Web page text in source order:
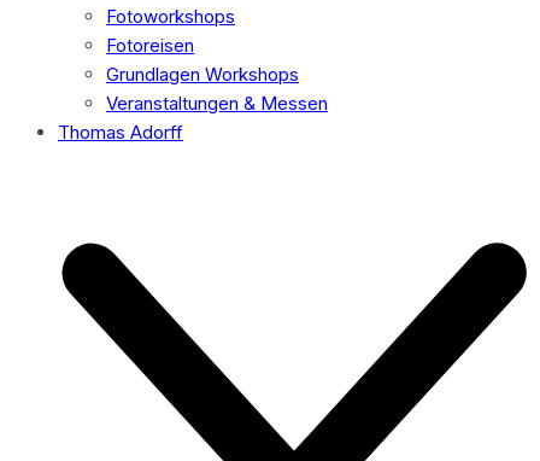
Fotoworkshops
Fotoreisen
Grundlagen Workshops
Veranstaltungen & Messen
Thomas Adorff